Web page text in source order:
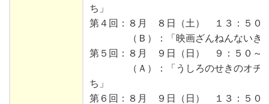
ち」
第４回：８月 ８日（土） １３：５０
（Ｂ）：「映画ざんねんないきも
第５回：８月 ９日（日） ９：５０～
（Ａ）：「うしろのせきのオチア
ち」
第６回：８月 ９日（日） １３：５０